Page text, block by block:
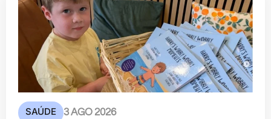
SAÚDE 3 AGO 2026